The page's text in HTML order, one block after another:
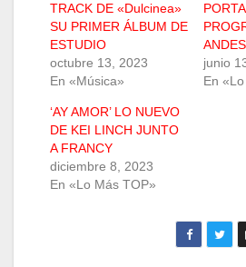
TRACK DE «Dulcinea»
SU PRIMER ÁLBUM DE
ESTUDIO
octubre 13, 2023
En «Música»
ANDES
junio
En
‘AY AMOR’ LO NUEVO
DE KEI LINCH JUNTO
A FRANCY
diciembre 8, 2023
En «Lo Más TOP»